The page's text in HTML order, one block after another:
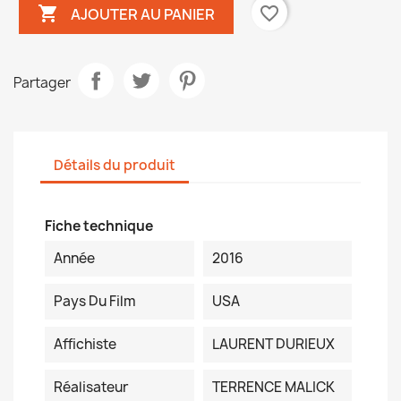
 AJOUTER AU PANIER favorite_border
Partager
Détails du produit
Fiche technique
Année
2016
Pays Du Film USA
Affichiste LAURENT DURIEUX
Réalisateur TERRENCE MALICK